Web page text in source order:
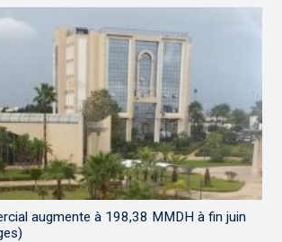
augmente à 198,38 MMDH à fin juin